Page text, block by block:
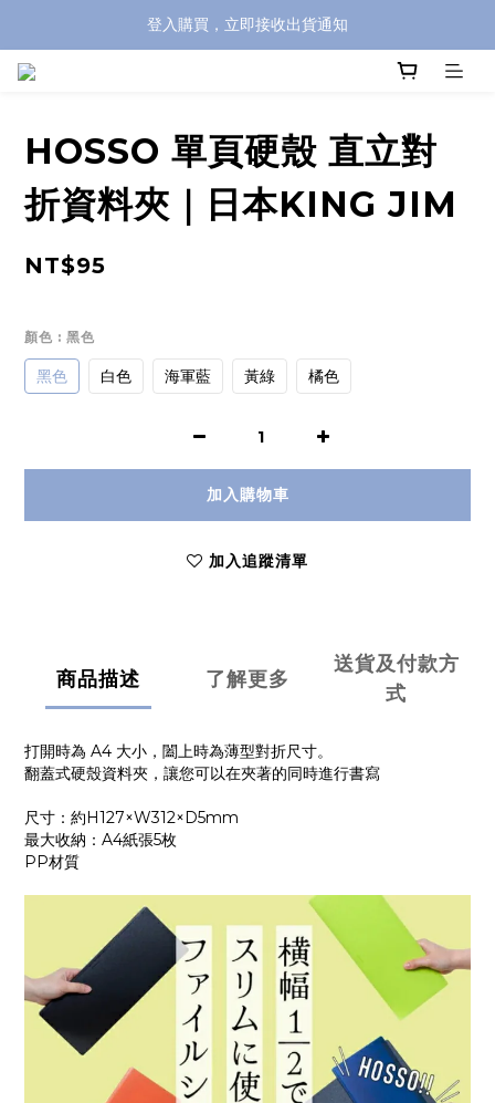
全館滿兩千免運！
登入購買，立即接收出貨通知
HOSSO 單頁硬殼 直立對
折資料夾｜日本KING JIM
NT$95
顏色 : 黑色
黑色 白色 海軍藍 黃綠 橘色
加入購物車
加入追蹤清單
商品描述 了解更多
送貨及付款方
式
打開時為 A4 大小，闔上時為薄型對折尺寸。
翻蓋式硬殼資料夾，讓您可以在夾著的同時進行書寫
尺寸：約H127×W312×D5mm
最大收納：A4紙張5枚
PP材質